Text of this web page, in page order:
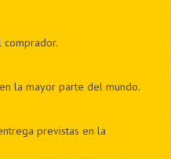
la mayor parte del mundo.
previstas en la